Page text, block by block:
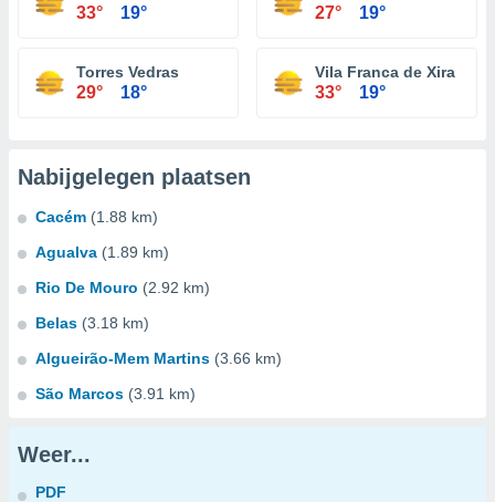
33° 19° 27° 19°
Torres Vedras
29° 18°
Vila Franca de Xira
33° 19°
Nabijgelegen plaatsen
Cacém (1.88 km)
Agualva (1.89 km)
Rio De Mouro (2.92 km)
Belas (3.18 km)
Algueirão-Mem Martins (3.66 km)
São Marcos (3.91 km)
Weer...
PDF